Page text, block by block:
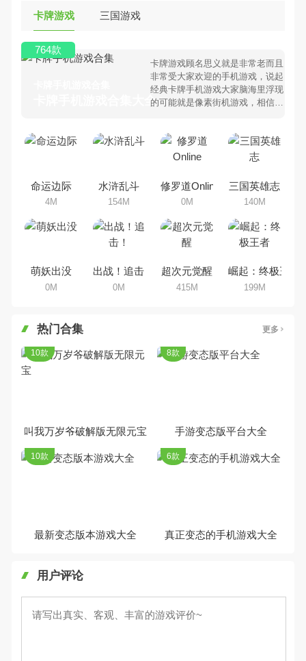
卡牌游戏 三国游戏
卡牌手机游戏合集大全 >
卡牌游戏顾名思义就是非常老而且
非常受大家欢迎的手机游戏，说起
经典卡牌手机游戏大家脑海里浮现
的可能就是像素街机游戏，相信很
牌手机游戏有哪些呢？游戏今天，
乐途下载站小编芒果味的怪咖给大
集，欢迎大家前来选择下载体验
764款
命运边际
4M
水浒乱斗
154M
修罗道Online
0M
三国英雄志
140M
萌妖出没
0M
出战！追击！
0M
超次元觉醒
415M
崛起：终极王者
199M
热门合集 更多
叫我万岁爷破解版无限元宝
10款
手游变态版平台大全
8款
最新变态版本游戏大全
10款
真正变态的手机游戏大全
6款
用户评论